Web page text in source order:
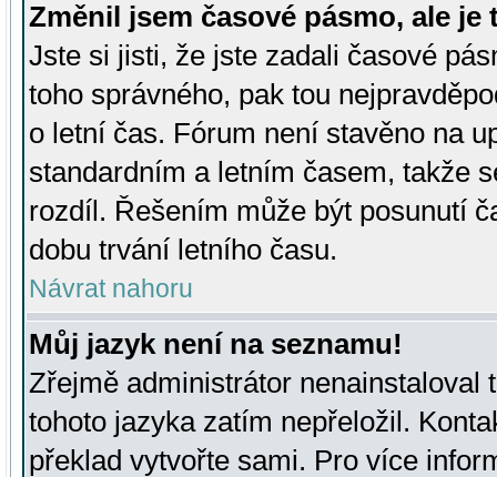
Změnil jsem časové pásmo, ale je
Jste si jisti, že jste zadali časové
toho správného, pak tou
o letní čas. Fórum není stavěno na
standardním a letním časem, takže
rozdíl. Řešením může být posunutí
dobu trvání letního času.
Návrat nahoru
Můj jazyk není na seznamu!
Zřejmě administrátor nenainstaloval
tohoto jazyka zatím nepřeložil.
překlad vytvořte sami. Pro více